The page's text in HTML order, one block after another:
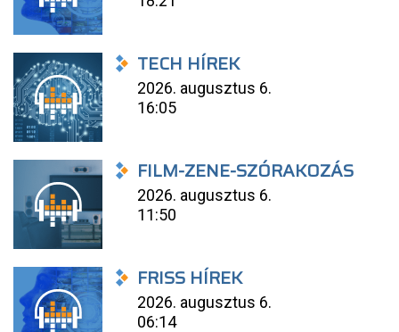
TECH HÍREK
2026. augusztus 6.
16:05
FILM-ZENE-SZÓRAKOZÁS
2026. augusztus 6.
11:50
FRISS HÍREK
2026. augusztus 6.
06:14